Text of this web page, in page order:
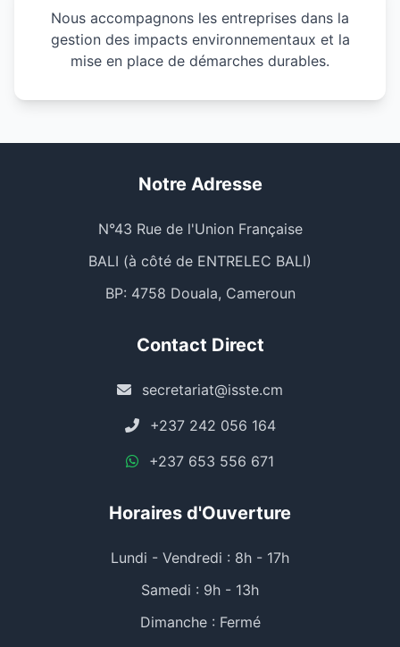
Nous accompagnons les entreprises dans la
gestion des impacts environnementaux et la
mise en place de démarches durables.
Notre Adresse
N°43 Rue de l'Union Française
BALI (à côté de ENTRELEC BALI)
BP: 4758 Douala, Cameroun
Contact Direct
secretariat@isste.cm
+237 242 056 164
+237 653 556 671
Horaires d'Ouverture
Lundi - Vendredi : 8h - 17h
Samedi : 9h - 13h
Dimanche : Fermé